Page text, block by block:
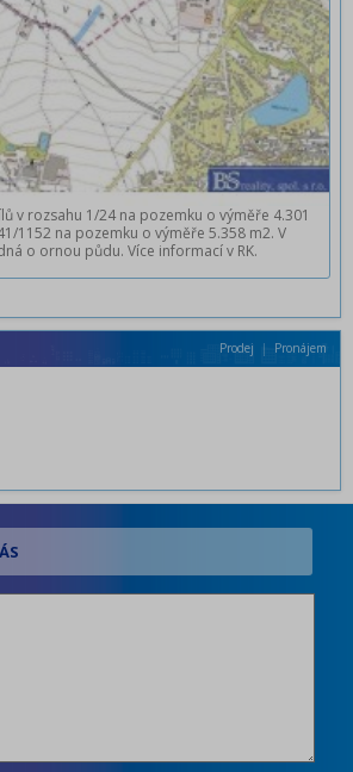
v rozsahu 1/24 na pozemku o výměře 4.301
1152 na pozemku o výměře 5.358 m2. V
o ornou půdu. Více informací v RK.
Prodej Pronájem